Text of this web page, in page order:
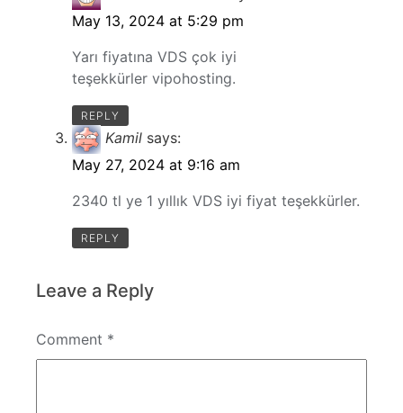
May 13, 2024 at 5:29 pm
Yarı fiyatına VDS çok iyi
teşekkürler vipohosting.
REPLY
Kamil says:
May 27, 2024 at 9:16 am
2340 tl ye 1 yıllık VDS iyi fiyat teşekkürler.
REPLY
Leave a Reply
Comment *